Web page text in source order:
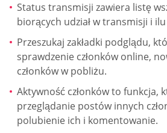
Status transmisji zawiera listę
biorących udział w transmisji i
Przeszukaj zakładki podglądu,
sprawdzenie członków online,
członków w pobliżu.
Aktywność członków to funkcja,
przeglądanie postów innych
polubienie ich i komentowanie.